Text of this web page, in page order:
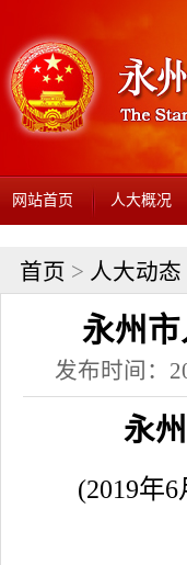
网站首页 人大概况
首页 > 人大动态
永州
发布时间：
永州
(2019年6